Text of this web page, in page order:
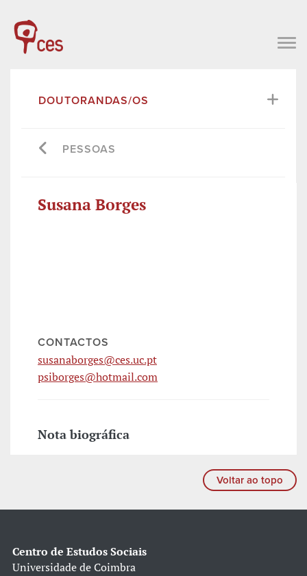
DOUTORANDAS/OS
PESSOAS
Susana Borges
CONTACTOS
susanaborges@ces.uc.pt
psiborges@hotmail.com
Nota biográfica
Voltar ao topo
Centro de Estudos Sociais
Universidade de Coimbra